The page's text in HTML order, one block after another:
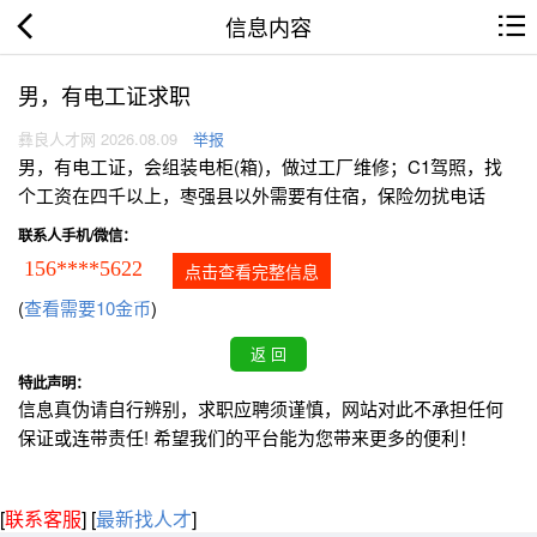
信息内容
男，有电工证求职
彝良人才网 2026.08.09 举报
男，有电工证，会组装电柜(箱)，做过工厂维修；C1驾照，找
个工资在四千以上，枣强县以外需要有住宿，保险勿扰电话
联系人手机/微信：
156****5622 点击查看完整信息
(查看需要10金币)
特此声明：
信息真伪请自行辨别，求职应聘须谨慎，网站对此不承担任何
保证或连带责任! 希望我们的平台能为您带来更多的便利！
[联系客服] [最新找人才]